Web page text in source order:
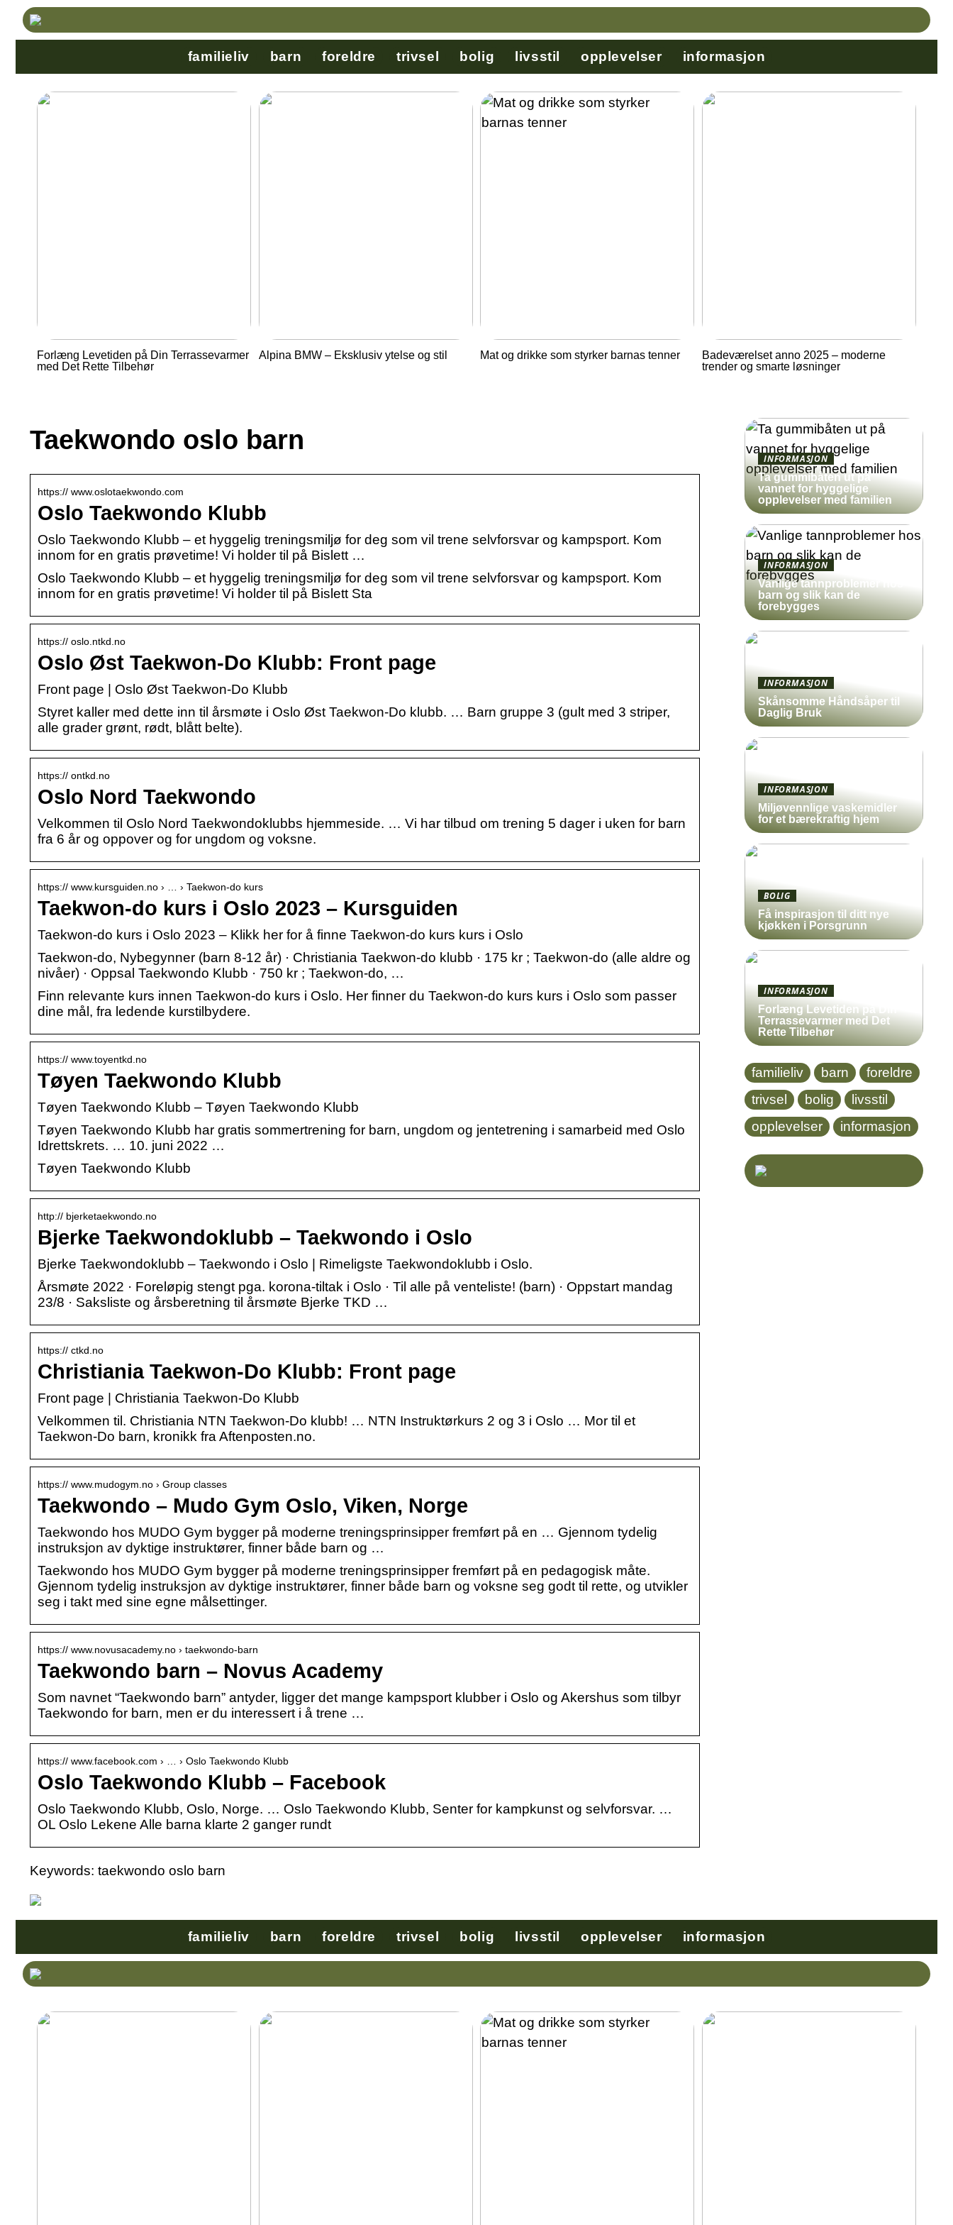
familieliv barn foreldre trivsel bolig livsstil opplevelser informasjon
Forlæng Levetiden på Din Terrassevarmer
med Det Rette Tilbehør
Alpina BMW – Eksklusiv ytelse og stil Mat og drikke som styrker barnas tenner
Badeværelset anno 2025 – moderne
trender og smarte løsninger
Taekwondo oslo barn
https:// www.oslotaekwondo.com
Oslo Taekwondo Klubb
Oslo Taekwondo Klubb – et hyggelig treningsmiljø for deg som vil trene selvforsvar og kampsport. Kom
innom for en gratis prøvetime! Vi holder til på Bislett …
Oslo Taekwondo Klubb – et hyggelig treningsmiljø for deg som vil trene selvforsvar og kampsport. Kom
innom for en gratis prøvetime! Vi holder til på Bislett Sta
https:// oslo.ntkd.no
Oslo Øst Taekwon-Do Klubb: Front page
Front page | Oslo Øst Taekwon-Do Klubb
Styret kaller med dette inn til årsmøte i Oslo Øst Taekwon-Do klubb. … Barn gruppe 3 (gult med 3 striper,
alle grader grønt, rødt, blått belte).
https:// ontkd.no
Oslo Nord Taekwondo
Velkommen til Oslo Nord Taekwondoklubbs hjemmeside. … Vi har tilbud om trening 5 dager i uken for barn
fra 6 år og oppover og for ungdom og voksne.
https:// www.kursguiden.no › … › Taekwon-do kurs
Taekwon-do kurs i Oslo 2023 – Kursguiden
Taekwon-do kurs i Oslo 2023 – Klikk her for å finne Taekwon-do kurs kurs i Oslo
Taekwon-do, Nybegynner (barn 8-12 år) · Christiania Taekwon-do klubb · 175 kr ; Taekwon-do (alle aldre og
nivåer) · Oppsal Taekwondo Klubb · 750 kr ; Taekwon-do, …
Finn relevante kurs innen Taekwon-do kurs i Oslo. Her finner du Taekwon-do kurs kurs i Oslo som passer
dine mål, fra ledende kurstilbydere.
https:// www.toyentkd.no
Tøyen Taekwondo Klubb
Tøyen Taekwondo Klubb – Tøyen Taekwondo Klubb
Tøyen Taekwondo Klubb har gratis sommertrening for barn, ungdom og jentetrening i samarbeid med Oslo
Idrettskrets. … 10. juni 2022 …
Tøyen Taekwondo Klubb
http:// bjerketaekwondo.no
Bjerke Taekwondoklubb – Taekwondo i Oslo
Bjerke Taekwondoklubb – Taekwondo i Oslo | Rimeligste Taekwondoklubb i Oslo.
Årsmøte 2022 · Foreløpig stengt pga. korona-tiltak i Oslo · Til alle på venteliste! (barn) · Oppstart mandag
23/8 · Saksliste og årsberetning til årsmøte Bjerke TKD …
https:// ctkd.no
Christiania Taekwon-Do Klubb: Front page
Front page | Christiania Taekwon-Do Klubb
Velkommen til. Christiania NTN Taekwon-Do klubb! … NTN Instruktørkurs 2 og 3 i Oslo … Mor til et
Taekwon-Do barn, kronikk fra Aftenposten.no.
https:// www.mudogym.no › Group classes
Taekwondo – Mudo Gym Oslo, Viken, Norge
Taekwondo hos MUDO Gym bygger på moderne treningsprinsipper fremført på en … Gjennom tydelig
instruksjon av dyktige instruktører, finner både barn og …
Taekwondo hos MUDO Gym bygger på moderne treningsprinsipper fremført på en pedagogisk måte.
Gjennom tydelig instruksjon av dyktige instruktører, finner både barn og voksne seg godt til rette, og utvikler
seg i takt med sine egne målsettinger.
https:// www.novusacademy.no › taekwondo-barn
Taekwondo barn – Novus Academy
Som navnet “Taekwondo barn” antyder, ligger det mange kampsport klubber i Oslo og Akershus som tilbyr
Taekwondo for barn, men er du interessert i å trene …
https:// www.facebook.com › … › Oslo Taekwondo Klubb
Oslo Taekwondo Klubb – Facebook
Oslo Taekwondo Klubb, Oslo, Norge. … Oslo Taekwondo Klubb, Senter for kampkunst og selvforsvar. …
OL Oslo Lekene Alle barna klarte 2 ganger rundt
Keywords: taekwondo oslo barn
INFORMASJON
Ta gummibåten ut på
vannet for hyggelige
opplevelser med familien
INFORMASJON
Vanlige tannproblemer hos
barn og slik kan de
forebygges
INFORMASJON
Skånsomme Håndsåper til
Daglig Bruk
INFORMASJON
Miljøvennlige vaskemidler
for et bærekraftig hjem
BOLIG
Få inspirasjon til ditt nye
kjøkken i Porsgrunn
INFORMASJON
Forlæng Levetiden på Din
Terrassevarmer med Det
Rette Tilbehør
familieliv barn
foreldre
trivsel
bolig
livsstil
opplevelser
informasjon
familieliv barn foreldre trivsel bolig livsstil opplevelser informasjon